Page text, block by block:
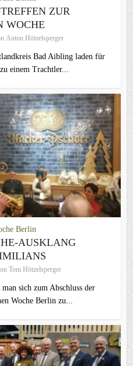
ZUR
WOCHE
Anton Hötzelsperger
Bad Aibling laden für
einem Trachtler...
Berlin
AUSKLANG
Toni Hötzelsperger
sich zum Abschluss der
Woche Berlin zu...